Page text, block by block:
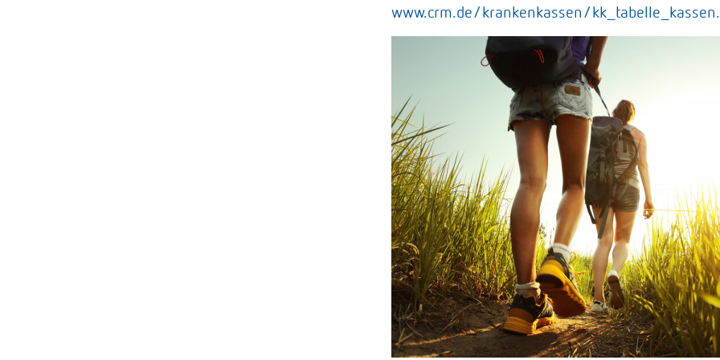
www.crm.de/krankenkassen/